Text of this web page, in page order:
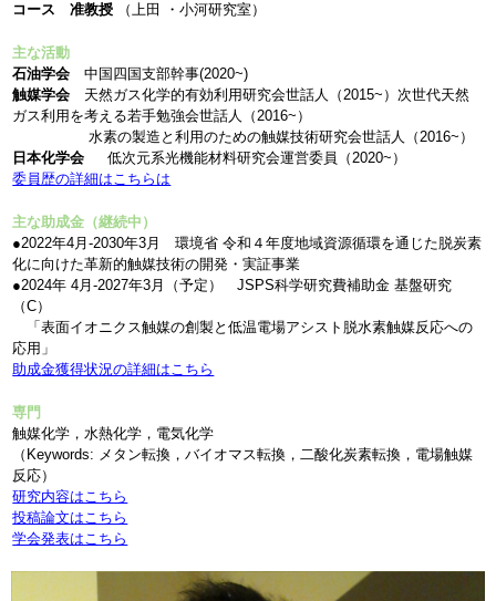
コース 准教授 （上田 ・小河研究室）
主な活動
石油学会 中国四国支部幹事(2020~)
触媒学会 天然ガス化学的有効利用研究会世話人（2015~）次世代天然
ガス利用を考える若手勉強会世話人（2016~）
水素の製造と利用のための触媒技術研究会世話人（2016~）
日本化学会 低次元系光機能材料研究会運営委員（2020~）
委員歴の詳細はこちらは
主な助成金（継続中）
●2022年4月-2030年3月 環境省 令和４年度地域資源循環を通じた脱炭素
化に向けた革新的触媒技術の開発・実証事業
●2024年 4月-2027年3月（予定） JSPS科学研究費補助金 基盤研究
（C）
「表面イオニクス触媒の創製と低温電場アシスト脱水素触媒反応への
応用」
助成金獲得状況の詳細はこちら
専門
触媒化学，水熱化学，電気化学
（Keywords: メタン転換，バイオマス転換，二酸化炭素転換，電場触媒
反応）
研究内容はこちら
投稿論文はこちら
学会発表はこちら